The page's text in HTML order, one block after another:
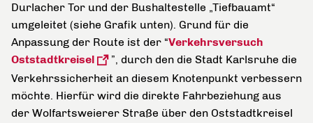
Durlacher Tor und der Bushaltestelle „Tiefbauamt“
umgeleitet (siehe Grafik unten). Grund für die
Anpassung der Route ist der “Verkehrsversuch
Oststadtkreisel
”, durch den die Stadt Karlsruhe die
Verkehrssicherheit an diesem Knotenpunkt verbessern
möchte. Hierfür wird die direkte Fahrbeziehung aus
der Wolfartsweierer Straße über den Oststadtkreisel